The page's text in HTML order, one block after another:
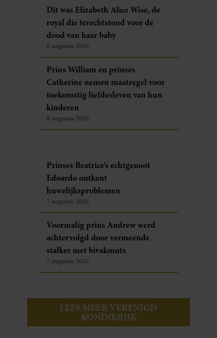
Dit was Elizabeth Alice Wise, de
royal die terechtstond voor de
dood van haar baby
8 augustus 2026
Prins William en prinses
Catherine nemen maatregel voor
toekomstig liefdesleven van hun
kinderen
8 augustus 2026
Prinses Beatrice’s echtgenoot
Edoardo ontkent
huwelijksproblemen
7 augustus 2026
Voormalig prins Andrew werd
achtervolgd door vermeende
stalker met bivakmuts
7 augustus 2026
LEES MEER VERENIGD
KONINKRIJK